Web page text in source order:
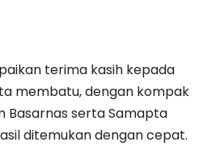
terima kasih kepada
membatu, dengan kompak
Basarnas serta Samapta
ditemukan dengan cepat.